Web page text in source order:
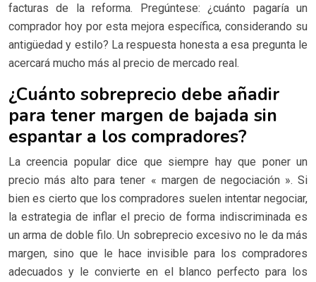
facturas de la reforma. Pregúntese: ¿cuánto pagaría un
comprador hoy por esta mejora específica, considerando su
antigüedad y estilo? La respuesta honesta a esa pregunta le
acercará mucho más al precio de mercado real.
¿Cuánto sobreprecio debe añadir
para tener margen de bajada sin
espantar a los compradores?
La creencia popular dice que siempre hay que poner un
precio más alto para tener « margen de negociación ». Si
bien es cierto que los compradores suelen intentar negociar,
la estrategia de inflar el precio de forma indiscriminada es
un arma de doble filo. Un sobreprecio excesivo no le da más
margen, sino que le hace invisible para los compradores
adecuados y le convierte en el blanco perfecto para los